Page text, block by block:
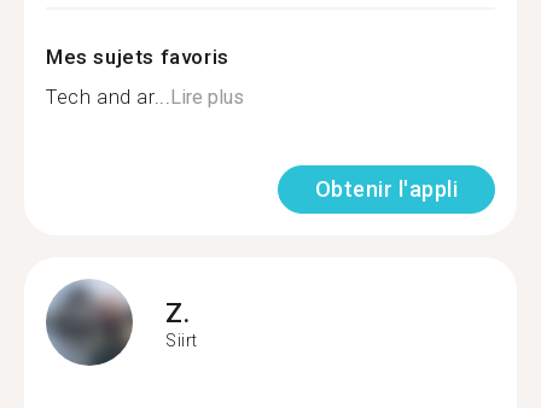
Mes sujets favoris
Tech and ar... Lire plus
Obtenir l'appli
Z.
Siirt